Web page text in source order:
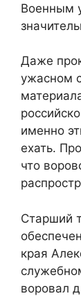
Военным
Даже
ужасном
именно
ехать.
что
Старший
края
воровал